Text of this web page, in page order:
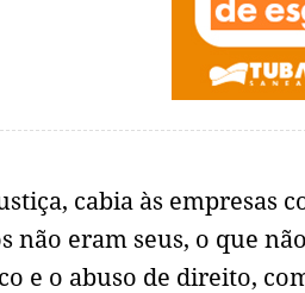
cabia às empresas
não eram seus, o que
e o abuso de direito,